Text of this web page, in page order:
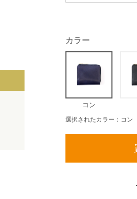
カラー
コン
選択されたカラー：コン